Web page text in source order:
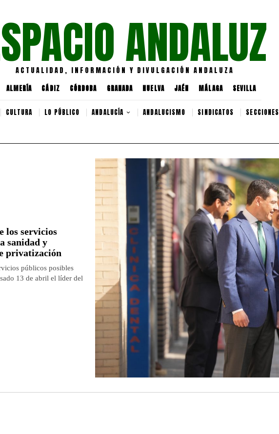
ANDALUZ
ACTUALIDAD, INFORMACIÓN Y DIVULGACIÓN ANDALUZA
ALMERÍA CÁDIZ CÓRDOBA GRANADA HUELVA JAÉN MÁLAGA SEVILLA
CULTURA LO PÚBLICO ANDALUCÍA ANDALUCISMO SINDICATOS SECCIONES
los servicios
sanidad y
privatización
públicos posibles
13 de abril el líder del